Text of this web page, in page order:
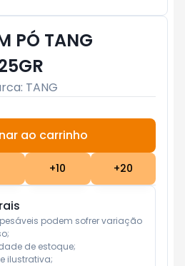
PÓ TANG
TANG
ao carrinho
+10 +20
podem sofrer variação
de estoque;
ilustrativa;